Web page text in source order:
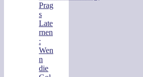
Prag
s
Late
rnen
:
Wen
n
die